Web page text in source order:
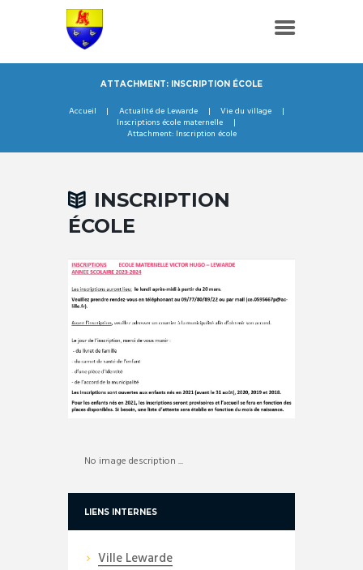
ATTACHMENT: INSCRIPTION ÉCOLE
Accueil Actualité de Lewarde
Vie du village
Inscriptions école maternelle
Attachment: Inscription école
INSCRIPTION
ÉCOLE
No image description ...
LIENS INTERNES
Ville Lewarde